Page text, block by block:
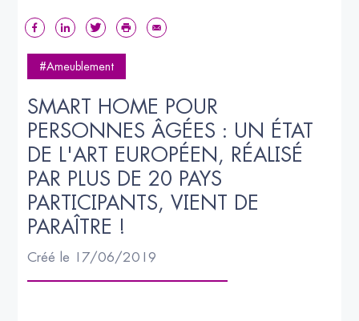
#Ameublement
SMART HOME POUR
PERSONNES ÂGÉES : UN ÉTAT
DE L'ART EUROPÉEN, RÉALISÉ
PAR PLUS DE 20 PAYS
PARTICIPANTS, VIENT DE
PARAÎTRE !
Créé le 17/06/2019